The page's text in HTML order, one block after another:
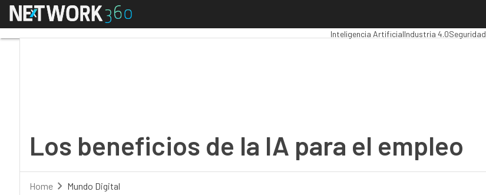
Menú
Inteligencia ArtificialIndustria 4.0Seguridad
Los beneficios de la IA para el empleo
Home Mundo Digital